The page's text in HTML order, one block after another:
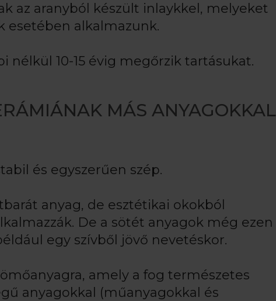
az aranyból készült inlaykkel, melyeket
esetében alkalmazunk.
10-15 évig megőrzik tartásukat.
MÁS ANYAGOKKAL
és egyszerűen szép.
anyag, de esztétikai okokból
De a sötét anyagok még ezen
egy szívből jövő nevetéskor.
amely a fog természetes
anyagokkal (műanyagokkal és